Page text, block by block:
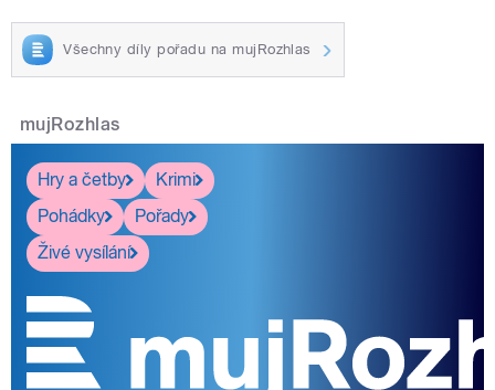
Všechny díly pořadu na mujRozhlas
mujRozhlas
Hry a četby
Krimi
Pohádky
Pořady
Živé vysílání